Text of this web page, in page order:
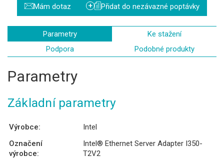
Mám dotaz + Přidat do nezávazné poptávky
Parametry
Ke stažení
Podpora
Podobné produkty
Parametry
Základní parametry
Výrobce:
Intel
Označení
výrobce:
Intel® Ethernet Server Adapter I350-
T2V2